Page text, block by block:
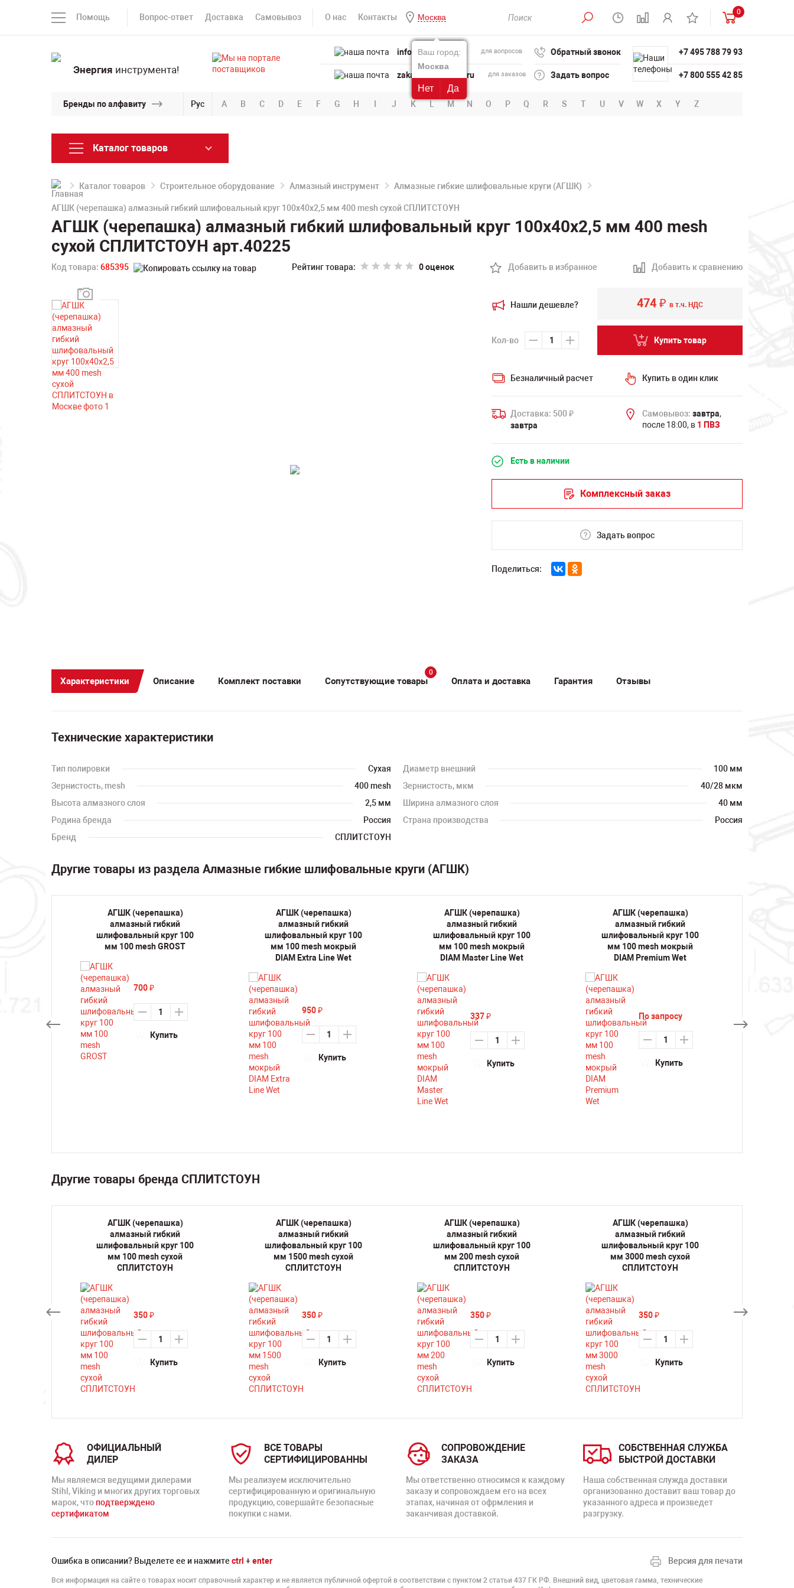
Помощь Вопрос-ответ Доставка Самовывоз О нас Контакты Москва
Ваш город:
Москва
Нет Да
0
Энергия инструмента!
info@powertool.ru для вопросов
zakaz@powertool.ru для заказов
Обратный звонок
Задать вопрос
+7 495 788 79 93
+7 800 555 42 85
Бренды по алфавиту Рус A B C D E F G H I J K L M N O P Q R S T U V W X Y Z
Каталог товаров
Каталог товаров Строительное оборудование Алмазный инструмент Алмазные гибкие шлифовальные круги (АГШК)
АГШК (черепашка) алмазный гибкий шлифовальный круг 100x40x2,5 мм 400 mesh сухой СПЛИТСТОУН
АГШК (черепашка) алмазный гибкий шлифовальный круг 100x40x2,5 мм 400 mesh
сухой СПЛИТСТОУН арт.40225
Код товара: 685395 Рейтинг товара: 0 оценок Добавить в избранное Добавить к сравнению
Нашли дешевле?
Кол-во
474 ₽ в т.ч. НДС
Купить товар
Безналичный расчет Купить в один клик
Доставка: 500 ₽
завтра
Самовывоз: завтра,
после 18:00, в 1 ПВЗ
Есть в наличии
Комплексный заказ
Задать вопрос
Поделиться:
Характеристики Описание Комплект поставки Сопутствующие товары
0
Оплата и доставка Гарантия Отзывы
Технические характеристики
Тип полировки Сухая Диаметр внешний
100 мм
Зернистость, mesh
400 mesh Зернистость, мкм
40/28 мкм
Высота алмазного слоя
2,5 мм Ширина алмазного слоя
40 мм
Родина бренда
Россия Страна производства
Россия
Бренд
СПЛИТСТОУН
Другие товары из раздела Алмазные гибкие шлифовальные круги (АГШК)
АГШК (черепашка)
алмазный гибкий
шлифовальный круг 100
мм 100 mesh GROST
700 ₽
Купить
АГШК (черепашка)
алмазный гибкий
шлифовальный круг 100
мм 100 mesh мокрый
DIAM Extra Line Wet
950 ₽
Купить
АГШК (черепашка)
алмазный гибкий
шлифовальный круг 100
мм 100 mesh мокрый
DIAM Master Line Wet
337 ₽
Купить
АГШК (черепашка)
алмазный гибкий
шлифовальный круг 100
мм 100 mesh мокрый
DIAM Premium Wet
По запросу
Купить
Другие товары бренда СПЛИТСТОУН
АГШК (черепашка)
алмазный гибкий
шлифовальный круг 100
мм 100 mesh сухой
СПЛИТСТОУН
350 ₽
Купить
АГШК (черепашка)
алмазный гибкий
шлифовальный круг 100
мм 1500 mesh сухой
СПЛИТСТОУН
350 ₽
Купить
АГШК (черепашка)
алмазный гибкий
шлифовальный круг 100
мм 200 mesh сухой
СПЛИТСТОУН
350 ₽
Купить
АГШК (черепашка)
алмазный гибкий
шлифовальный круг 100
мм 3000 mesh сухой
СПЛИТСТОУН
350 ₽
Купить
ОФИЦИАЛЬНЫЙ
ДИЛЕР
Мы являемся ведущими дилерами
Stihl, Viking и многих других торговых
марок, что подтверждено
сертификатом
ВСЕ ТОВАРЫ
СЕРТИФИЦИРОВАННЫ
Мы реализуем исключительно
сертифицированную и оригинальную
продукцию, совершайте безопасные
покупки с нами.
СОПРОВОЖДЕНИЕ
ЗАКАЗА
Мы ответственно относимся к каждому
заказу и сопровождаем его на всех
этапах, начиная от офрмления и
заканчивая доставкой.
СОБСТВЕННАЯ СЛУЖБА
БЫСТРОЙ ДОСТАВКИ
Наша собственная служда доставки
организованно доставит ваш товар до
указанного адреса и произведет
разгрузку.
Ошибка в описании? Выделете ее и нажмите ctrl +enter Версия для печати
Вся информация на сайте о товарах носит справочный характер и не является публичной офертой в соответствии с пунктом 2 статьи 437 ГК РФ. Внешний вид, цветовая гамма, технические